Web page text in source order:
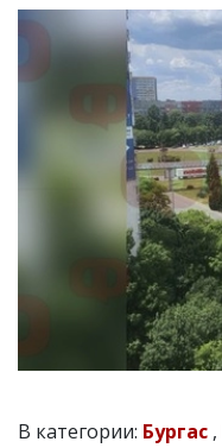
В категории: Бургас ,